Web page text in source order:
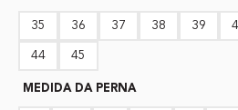
35 36 37 38 39
44 45
MEDIDA DA PERNA